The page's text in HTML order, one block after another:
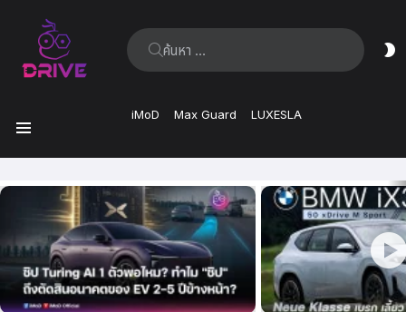
ค้นหา:
iMoD Max Guard LUXESLA
ล่าสุด